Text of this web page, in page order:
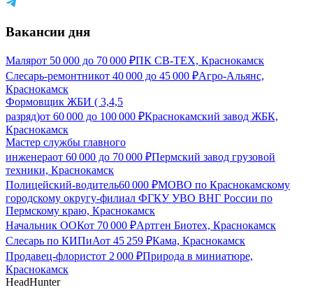
Вакансии дня
Малярот 50 000 до 70 000 ₽ПК СВ-ТЕХ, Краснокамск
Слесарь-ремонтникот 40 000 до 45 000 ₽Агро-Альянс,
Краснокамск
Формовщик ЖБИ ( 3,4,5
разряд)от 60 000 до 100 000 ₽Краснокамский завод ЖБК,
Краснокамск
Мастер службы главного
инженераот 60 000 до 70 000 ₽Пермский завод грузовой
техники, Краснокамск
Полицейский-водитель60 000 ₽МОВО по Краснокамскому
городскому округу-филиал ФГКУ УВО ВНГ России по
Пермскому краю, Краснокамск
Начальник ООКот 70 000 ₽Артген Биотех, Краснокамск
Слесарь по КИПиАот 45 259 ₽Кама, Краснокамск
Продавец-флористот 2 000 ₽Природа в миниатюре,
Краснокамск
HeadHunter